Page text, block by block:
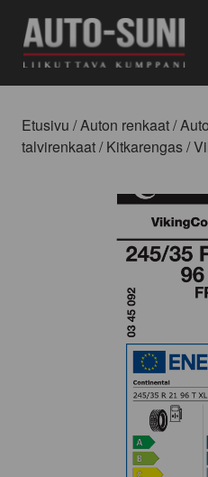
Etusivu /Auton renkaat/
talvirenkaat/Kitkarengas/